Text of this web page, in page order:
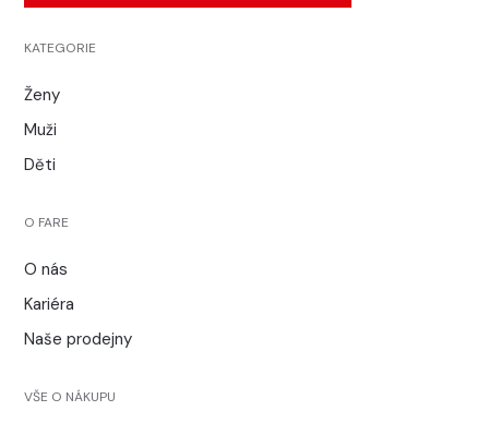
KATEGORIE
Ženy
Muži
Děti
O FARE
O nás
Kariéra
Naše prodejny
VŠE O NÁKUPU